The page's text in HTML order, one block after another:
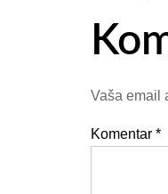
Vaša email
Komentar *